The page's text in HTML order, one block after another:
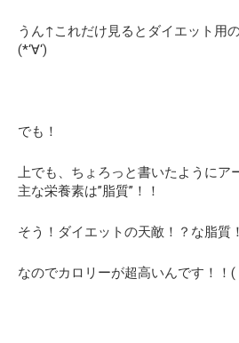
うん↑これだけ見るとダイエット用
(*‘∀‘)
でも！
上でも、ちょろっと書いたようにア
主な栄養素は”脂質”！！
そう！ダイエットの天敵！？な脂質
なのでカロリーが超高いんです！！